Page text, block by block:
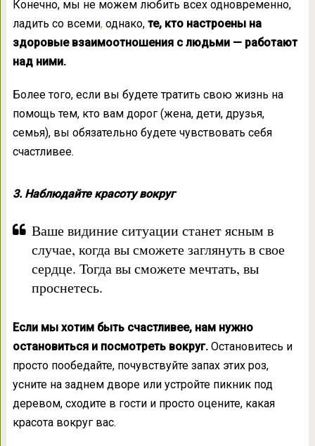
Конечно, мы не можем любить всех одновременно,
ладить со всеми,однако, те, кто настроены на
здоровые взаимоотношения с людьми — работают
над ними.
Более того, если вы будете тратить свою жизнь на
помощь тем, кто вам дорог (жена, дети, друзья,
семья), вы обязательно будете чувствовать себя
счастливее.
3. Наблюдайте красоту вокруг
Ваше видиние ситуации станет ясным в
случае, когда вы сможете заглянуть в свое
сердце. Тогда вы сможете мечтать, вы
проснетесь.
Если мы хотим быть счастливее, нам нужно
остановиться и посмотреть вокруг. Остановитесь и
просто пообедайте, почувствуйте запах этих роз,
усните на заднем дворе или устройте пикник под
деревом, сходите в гости и просто оцените, какая
красота вокруг вас.